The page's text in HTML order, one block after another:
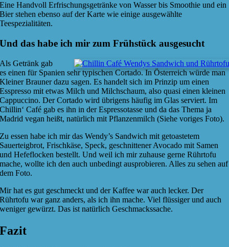
Eine Handvoll Erfrischungsgetränke von Wasser bis Smoothie und ein
Bier stehen ebenso auf der Karte wie einige ausgewählte
Teespezialitäten.
Und das habe ich mir zum Frühstück ausgesucht
Als Getränk gab
es einen für Spanien sehr typischen Cortado. In Österreich würde man
Kleiner Brauner dazu sagen. Es handelt sich im Prinzip um einen
Esspresso mit etwas Milch und Milchschaum, also quasi einen kleinen
Cappuccino. Der Cortado wird übrigens häufig im Glas serviert. Im
Chillin‘ Café gab es ihn in der Espressotasse und da das Thema ja
Madrid vegan heißt, natürlich mit Pflanzenmilch (Siehe voriges Foto).
Zu essen habe ich mir das Wendy’s Sandwich mit getoastetem
Sauerteigbrot, Frischkäse, Speck, geschnittener Avocado mit Samen
und Hefeflocken bestellt. Und weil ich mir zuhause gerne Rührtofu
mache, wollte ich den auch unbedingt ausprobieren. Alles zu sehen auf
dem Foto.
Mir hat es gut geschmeckt und der Kaffee war auch lecker. Der
Rührtofu war ganz anders, als ich ihn mache. Viel flüssiger und auch
weniger gewürzt. Das ist natürlich Geschmackssache.
Fazit